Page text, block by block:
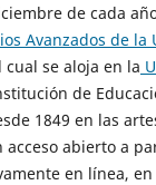
de cada
Avanzados de la
cual se aloja en la
de
1849 en las
acceso abierto a
en línea,